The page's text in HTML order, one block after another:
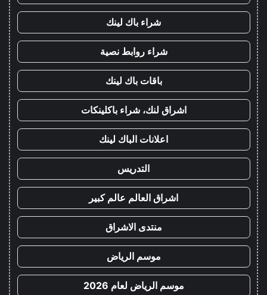
شراء باك لينك
شراء روابط نصية
باقات باك لينك
اشراق لنك، شراء باكلينكات
اعلانات الباك لينك
التدريس
اشراق العالم عالم كبير
منتدى الاشراق
موسم الرياض
موسم الرياض لعام 2026